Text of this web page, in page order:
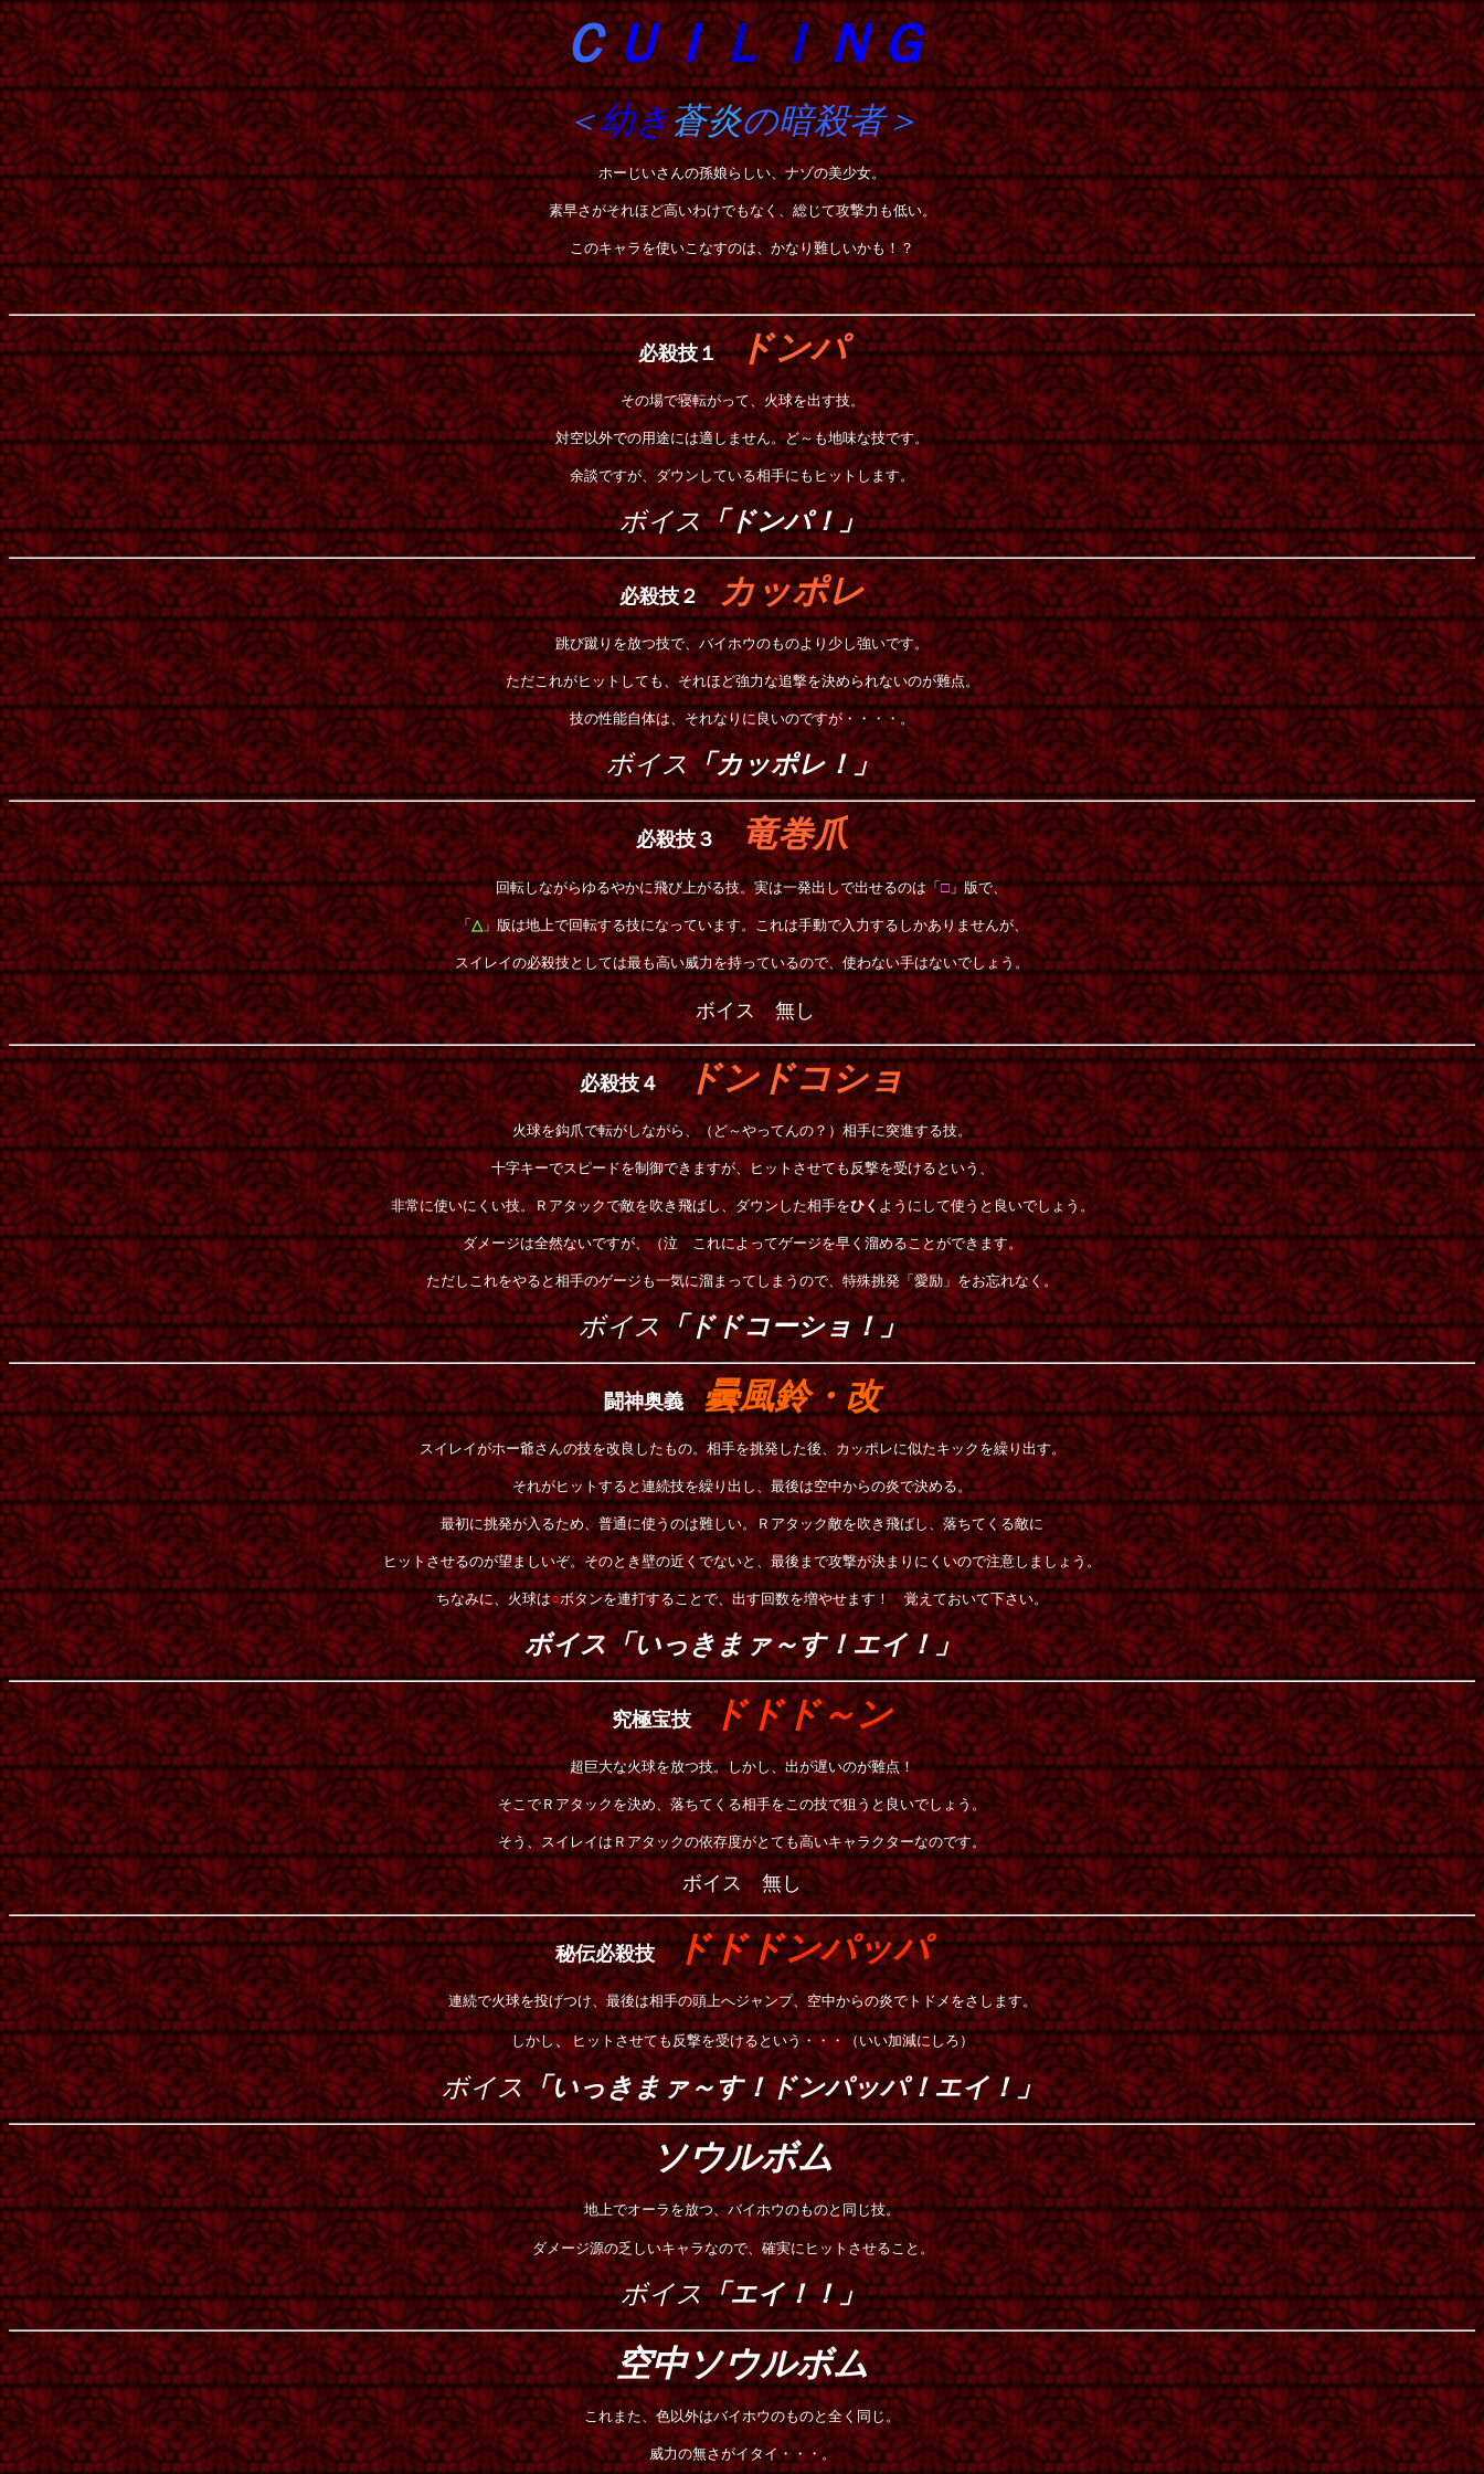
ＣＵＩＬＩＮＧ
＜幼き蒼炎の暗殺者＞
ホーじいさんの孫娘らしい、ナゾの美少女。
素早さがそれほど高いわけでもなく、総じて攻撃力も低い。
このキャラを使いこなすのは、かなり難しいかも！？
必殺技１ドンパ
その場で寝転がって、火球を出す技。
対空以外での用途には適しません。ど～も地味な技です。
余談ですが、ダウンしている相手にもヒットします。
ボイス「ドンパ！」
必殺技２カッポレ
跳び蹴りを放つ技で、バイホウのものより少し強いです。
ただこれがヒットしても、それほど強力な追撃を決められないのが難点。
技の性能自体は、それなりに良いのですが・・・・。
ボイス「カッポレ！」
必殺技３ 竜巻爪
回転しながらゆるやかに飛び上がる技。実は一発出しで出せるのは「□」版で、
「 △」版は地上で回転する技になっています。これは手動で入力するしかありませんが、
スイレイの必殺技としては最も高い威力を持っているので、使わない手はないでしょう。
．ボイス 無し
必殺技４ ドンドコショ
火球を鈎爪で転がしながら、（ど～やってんの？）相手に突進する技。
十字キーでスピードを制御できますが、ヒットさせても反撃を受けるという、
非常に使いにくい技。Ｒアタックで敵を吹き飛ばし、ダウンした相手をひくようにして使うと良いでしょう。
ダメージは全然ないですが、（泣 これによってゲージを早く溜めることができます。
ただしこれをやると相手のゲージも一気に溜まってしまうので、特殊挑発「愛励」をお忘れなく。
ボイス「ドドコーショ！」
闘神奥義曇風鈴・改
スイレイがホー爺さんの技を改良したもの。相手を挑発した後、カッポレに似たキックを繰り出す。
それがヒットすると連続技を繰り出し、最後は空中からの炎で決める。
最初に挑発が入るため、普通に使うのは難しい。Ｒアタック敵を吹き飛ばし、落ちてくる敵に
ヒットさせるのが望ましいぞ。そのとき壁の近くでないと、最後まで攻撃が決まりにくいので注意しましょう。
ちなみに、火球は○ボタンを連打することで、出す回数を増やせます！ 覚えておいて下さい。
ボイス「いっきまァ～す！エイ！」
究極宝技ドドド～ン
超巨大な火球を放つ技。しかし、出が遅いのが難点！
そこでＲアタックを決め、落ちてくる相手をこの技で狙うと良いでしょう。
そう、スイレイはＲアタックの依存度がとても高いキャラクターなのです。
ボイス 無し
秘伝必殺技 ドドドンパッパ
連続で火球を投げつけ、最後は相手の頭上へジャンプ、空中からの炎でトドメをさします。
しかし、ヒットさせても反撃を受けるという・・・（いい加減にしろ）
ボイス「いっきまァ～す！ドンパッパ！エイ！」
ソウルボム
地上でオーラを放つ、バイホウのものと同じ技。
ダメージ源の乏しいキャラなので、確実にヒットさせること。
ボイス「エイ！！」
空中ソウルボム
これまた、色以外はバイホウのものと全く同じ。
威力の無さがイタイ・・・。